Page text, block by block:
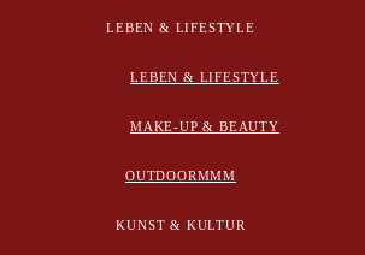
LEBEN & LIFESTYLE
LEBEN & LIFESTYLE
MAKE-UP & BEAUTY
OUTDOORMMM
KUNST & KULTUR